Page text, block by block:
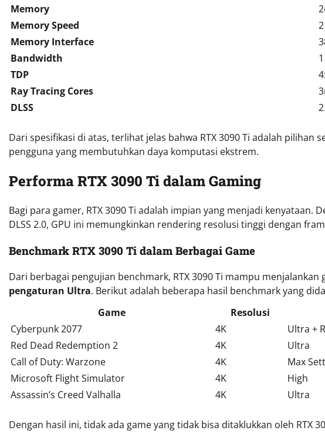
Memory
Memory Speed
Memory Interface
Bandwidth
TDP
Ray Tracing Cores
DLSS
Dari spesifikasi di atas, terlihat jelas bahwa RTX 3090 Ti adalah pilihan
pengguna yang membutuhkan daya komputasi ekstrem.
Performa RTX 3090 Ti dalam Gaming
Bagi para gamer, RTX 3090 Ti adalah impian yang menjadi kenyataan.
DLSS 2.0, GPU ini memungkinkan rendering resolusi tinggi dengan
Benchmark RTX 3090 Ti dalam Berbagai Game
Dari berbagai pengujian benchmark, RTX 3090 Ti mampu
pengaturan Ultra. Berikut adalah beberapa hasil benchmark yang
Game
Resolusi
Cyberpunk 2077
4K Ultra +
Red Dead Redemption 2
4K Ultra
Call of Duty: Warzone
4K Max
Microsoft Flight Simulator
4K High
Assassin’s Creed Valhalla
4K Ultra
Dengan hasil ini, tidak ada game yang tidak bisa ditaklukkan oleh RTX